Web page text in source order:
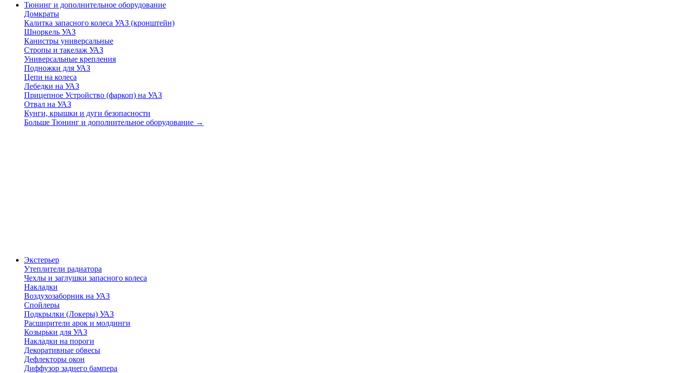
Тюнинг и дополнительное оборудование
Домкраты
Калитка запасного колеса УАЗ (кронштейн)
Шноркель УАЗ
Канистры универсальные
Стропы и такелаж УАЗ
Универсальные крепления
Подножки для УАЗ
Цепи на колеса
Лебедки на УАЗ
Прицепное Устройство (фаркоп) на УАЗ
Отвал на УАЗ
Кунги, крышки и дуги безопасности
Больше Тюнинг и дополнительное оборудование →
Экстерьер
Утеплители радиатора
Чехлы и заглушки запасного колеса
Накладки
Воздухозаборник на УАЗ
Спойлеры
Подкрылки (Локеры) УАЗ
Расширители арок и молдинги
Козырьки для УАЗ
Накладки на пороги
Декоративные обвесы
Дефлекторы окон
Диффузор заднего бампера